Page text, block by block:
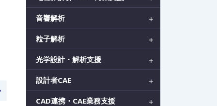
音響解析
粒子解析
光学設計・解析支援
設計者CAE
CAD連携・CAE業務支援